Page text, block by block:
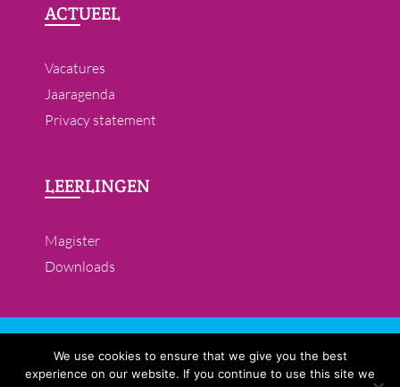
ACTUEEL
Vacatures
Jaaragenda
Privacy statement
LEERLINGEN
Magister
Downloads
© 2019- 2026 All rights reserved. College St. Paul is een
school voor vmbo en lwoo en maakt deel uit van de
We use cookies to ensure that we give you the best
experience on our website. If you continue to use this site we